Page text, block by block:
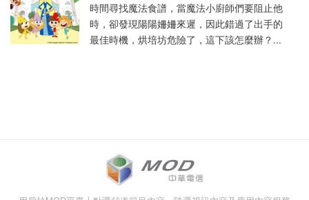
時間尋找魔法食譜，當魔法小廚師們要阻止他
時，卻發現陽陽姍姍來遲，因此錯過了出手的
最佳時機，烘培坊危險了，這下該怎麼辦？...